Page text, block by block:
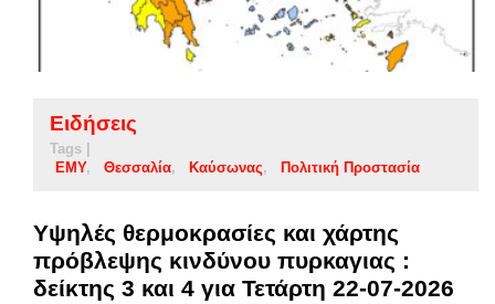
Ειδήσεις
Tags |
ΕΜΥ
Θεσσαλία Καύσωνας Πολιτική Προστασία
Υψηλές θερμοκρασίες και χάρτης
πρόβλεψης κινδύνου πυρκαγιας :
δείκτης 3 και 4 για Τετάρτη 22-07-2026